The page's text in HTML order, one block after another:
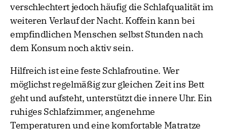
verschlechtert jedoch häufig die Schlafqualität im
weiteren Verlauf der Nacht. Koffein kann bei
empfindlichen Menschen selbst Stunden nach
dem Konsum noch aktiv sein.
Hilfreich ist eine feste Schlafroutine. Wer
möglichst regelmäßig zur gleichen Zeit ins Bett
geht und aufsteht, unterstützt die innere Uhr. Ein
ruhiges Schlafzimmer, angenehme
Temperaturen und eine komfortable Matratze